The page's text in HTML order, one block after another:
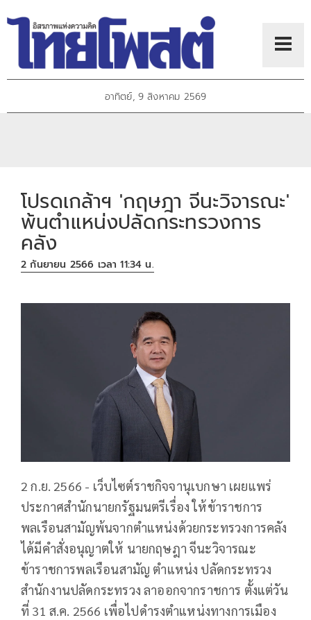
อาทิตย์, 9 สิงหาคม 2569
โปรดเกล้าฯ 'กฤษฎา จีนะวิจารณะ'
พ้นตำแหน่งปลัดกระทรวงการ
คลัง
2 กันยายน 2566 เวลา 11:34 น.
2 ก.ย. 2566 - เว็บไซต์ราชกิจจานุเบกษา เผยแพร่
ประกาศสำนักนายกรัฐมนตรีเรื่อง ให้ข้าราชการ
พลเรือนสามัญพ้นจากตำแหน่งด้วยกระทรวงการคลัง
ได้มีคำสั่งอนุญาตให้ นายกฤษฎา จีนะวิจารณะ
ข้าราชการพลเรือนสามัญ ตำแหน่ง ปลัดกระทรวง
สำนักงานปลัดกระทรวง ลาออกจากราชการ ตั้งแต่วัน
ที่ 31 ส.ค. 2566 เพื่อไปดำรงตำแหน่งทางการเมือง